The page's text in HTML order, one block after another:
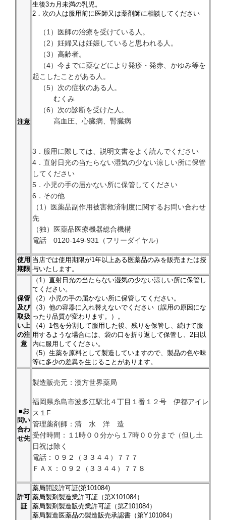
注意
生後3カ月未満の乳児。
2．次の人は服用前に医師又は薬剤師に相談してください
（1）医師の治療を受けている人。
（2）妊婦又は妊娠していると思われる人。
（3）高齢者。
（4）今までに薬などにより発疹・発赤、かゆみ等を
起こしたことがある人。
（5）次の症状のある人。
むくみ
（6）次の診断を受けた人。
高血圧、心臓病、腎臓病
3．服用に際しては、説明文書をよく読んでください
4．直射日光の当たらない湿気の少ない涼しい所に保管
してください
5．小児の手の届かない所に保管してください
6．その他
（1）医薬品副作用被害救済制度に関するお問い合わせ
先
（独）医薬品医療機器総合機構
電話 0120-149-931（フリーダイヤル）
使用
期限
当店では使用期限が1年以上ある医薬品のみを販売または授
与いたします。
保管
及び
取扱
い上
の注
意
（1）直射日光の当たらない湿気の少ない涼しい所に保管し
てください。
（2）小児の手の届かない所に保管してください。
（3）他の容器に入れ替えないでください（誤用の原因にな
ったり品質が変わります。）。
（4）1包を分割して服用した後、残りを保管し、続けて服
用するような場合には、袋の口を折り返して保管し、2日以
内に服用してください。
（5）生薬を原料として製造していますので、製品の色や味
等に多少の差異を生じることがあります。
■お
問い
合わ
せ先
製造販売元：漢方世界薬局
福岡県糸島市波多江駅北４丁目１番１２号 伊都アイレ
ス１F
管理薬剤師：清 水 洋 造
受付時間：１1時００分から１7時００分まで（但し土
日祝は除く
電話：０９２（３３４４）７７７
ＦＡＸ：０９２（３３４４）７７８
許可
証
薬局開設許可証(第101084)
薬局製剤製造業許可証（第X101084）
薬局製剤製造販売業許可証（第Z101084）
薬局製造医薬品の製造販売承認書（第Y101084）